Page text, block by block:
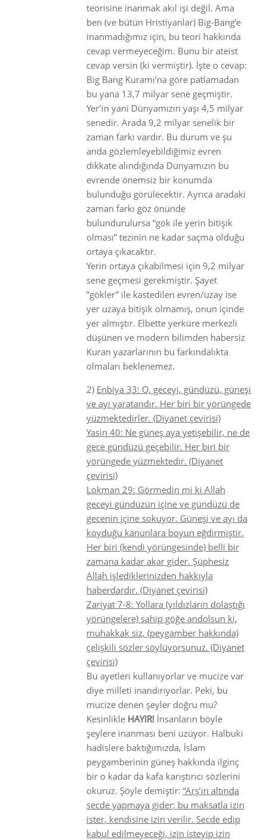
teorisine inanmak akıl işi değil. Ama
ben (ve bütün Hristiyanlar) Big-Bang’e
inanmadığımız için, bu teori hakkında
cevap vermeyeceğim. Bunu bir ateist
cevap versin (ki vermiştir). İşte o cevap:
Big Bang Kuramı’na göre patlamadan
bu yana 13,7 milyar sene geçmiştir.
Yer’in yani Dünyamızın yaşı 4,5 milyar
senedir. Arada 9,2 milyar senelik bir
zaman farkı vardır. Bu durum ve şu
anda gözlemleyebildiğimiz evren
dikkate alındığında Dünyamızın bu
evrende önemsiz bir konumda
bulunduğu görülecektir. Ayrıca aradaki
zaman farkı göz önünde
bulundurulursa “gök ile yerin bitişik
olması” tezinin ne kadar saçma olduğu
ortaya çıkacaktır.
Yerin ortaya çıkabilmesi için 9,2 milyar
sene geçmesi gerekmiştir. Şayet
”gökler” ile kastedilen evren/uzay ise
yer uzaya bitişik olmamış, onun içinde
yer almıştır. Elbette yerküre merkezli
düşünen ve modern bilimden habersiz
Kuran yazarlarının bu farkındalıkta
olmaları beklenemez.
2) Enbiya 33: O, geceyi, gündüzü, güneşi
ve ayı yaratandır. Her biri bir yörüngede
yüzmektedirler. (Diyanet çevirisi)
Yasin 40: Ne güneş aya yetişebilir, ne de
gece gündüzü geçebilir. Her biri bir
yörüngede yüzmektedir. (Diyanet
çevirisi)
Lokman 29: Görmedin mi ki Allah
geceyi gündüzün içine ve gündüzü de
gecenin içine sokuyor. Güneşi ve ayı da
koyduğu kanunlara boyun eğdirmiştir.
Her biri (kendi yörüngesinde) belli bir
zamana kadar akar gider. Şüphesiz
Allah işlediklerinizden hakkıyla
haberdardır. (Diyanet çevirisi)
Zariyat 7-8: Yollara (yıldızların dolaştığı
yörüngelere) sahip göğe andolsun ki,
muhakkak siz, (peygamber hakkında)
çelişkili sözler söylüyorsunuz. (Diyanet
çevirisi)
Bu ayetleri kullanıyorlar ve mucize var
diye milleti inandırıyorlar. Peki, bu
mucize denen şeyler doğru mu?
Kesinlikle HAYIR! İnsanların böyle
şeylere inanması beni üzüyor. Halbuki
hadislere baktığımızda, İslam
peygamberinin güneş hakkında ilginç
bir o kadar da kafa karıştırıcı sözlerini
okuruz. Şöyle demiştir: “Arş’ın altında
secde yapmaya gider; bu maksatla izin
ister, kendisine izin verilir. Secde edip
kabul edilmeyeceği, izin isteyip izin